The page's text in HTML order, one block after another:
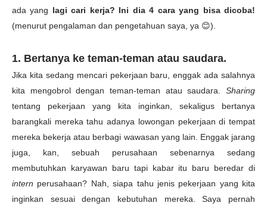
ada yang lagi cari kerja? Ini dia 4 cara yang bisa dicoba!
(menurut pengalaman dan pengetahuan saya, ya 😊).
1. Bertanya ke teman-teman atau saudara.
Jika kita sedang mencari pekerjaan baru, enggak ada salahnya
kita mengobrol dengan teman-teman atau saudara. Sharing
tentang pekerjaan yang kita inginkan, sekaligus bertanya
barangkali mereka tahu adanya lowongan pekerjaan di tempat
mereka bekerja atau berbagi wawasan yang lain. Enggak jarang
juga, kan, sebuah perusahaan sebenarnya sedang
membutuhkan karyawan baru tapi kabar itu baru beredar di
intern perusahaan? Nah, siapa tahu jenis pekerjaan yang kita
inginkan sesuai dengan kebutuhan mereka. Saya pernah